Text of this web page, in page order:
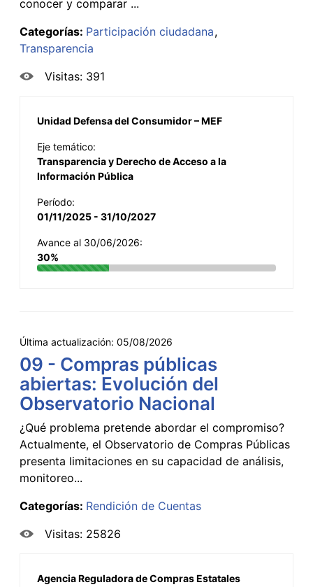
conocer y comparar ...
Categorías: Participación ciudadana
Transparencia
Visitas: 391
Unidad Defensa del Consumidor – MEF
Eje temático:
Transparencia y Derecho de Acceso a la
Información Pública
Período:
01/11/2025 - 31/10/2027
Avance al 30/06/2026:
30%
Última actualización: 05/08/2026
09 - Compras públicas
abiertas: Evolución del
Observatorio Nacional
¿Qué problema pretende abordar el compromiso?
Actualmente, el Observatorio de Compras Públicas
presenta limitaciones en su capacidad de análisis,
monitoreo...
Categorías: Rendición de Cuentas
Visitas: 25826
Agencia Reguladora de Compras Estatales